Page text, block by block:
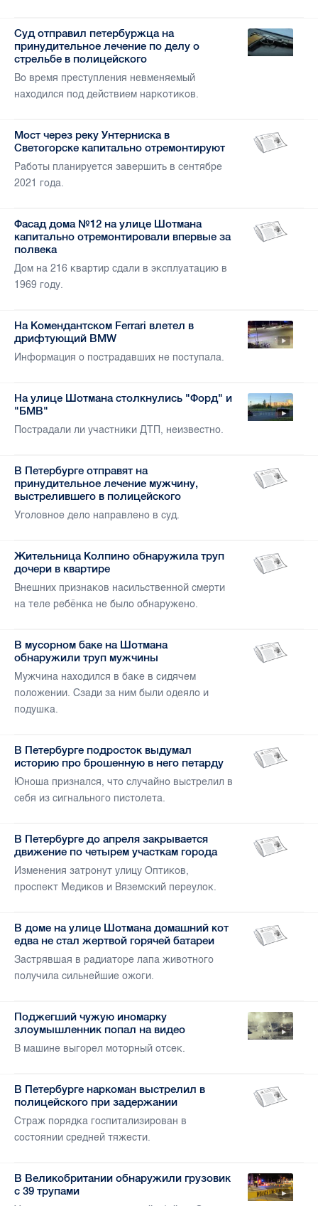
Суд отправил петербуржца на
принудительное лечение по делу о
стрельбе в полицейского
Во время преступления невменяемый
находился под действием наркотиков.
Мост через реку Унтерниска в
Светогорске капитально отремонтируют
Работы планируется завершить в сентябре
2021 года.
Фасад дома №12 на улице Шотмана
капитально отремонтировали впервые за
полвека
Дом на 216 квартир сдали в эксплуатацию в
1969 году.
На Комендантском Ferrari влетел в
дрифтующий BMW
Информация о пострадавших не поступала.
На улице Шотмана столкнулись "Форд" и
"БМВ"
Пострадали ли участники ДТП, неизвестно.
В Петербурге отправят на
принудительное лечение мужчину,
выстрелившего в полицейского
Уголовное дело направлено в суд.
Жительница Колпино обнаружила труп
дочери в квартире
Внешних признаков насильственной смерти
на теле ребёнка не было обнаружено.
В мусорном баке на Шотмана
обнаружили труп мужчины
Мужчина находился в баке в сидячем
положении. Сзади за ним были одеяло и
подушка.
В Петербурге подросток выдумал
историю про брошенную в него петарду
Юноша признался, что случайно выстрелил в
себя из сигнального пистолета.
В Петербурге до апреля закрывается
движение по четырем участкам города
Изменения затронут улицу Оптиков,
проспект Медиков и Вяземский переулок.
В доме на улице Шотмана домашний кот
едва не стал жертвой горячей батареи
Застрявшая в радиаторе лапа животного
получила сильнейшие ожоги.
Поджегший чужую иномарку
злоумышленник попал на видео
В машине выгорел моторный отсек.
В Петербурге наркоман выстрелил в
полицейского при задержании
Страж порядка госпитализирован в
состоянии средней тяжести.
В Великобритании обнаружили грузовик
с 39 трупами